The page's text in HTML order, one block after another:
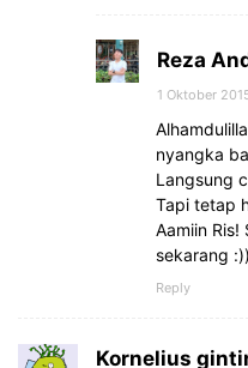
Reza
1 Oktober
nyangka
Langsung
Tapi tetap
Aamiin
sekarang :))
Reply
Kornelius